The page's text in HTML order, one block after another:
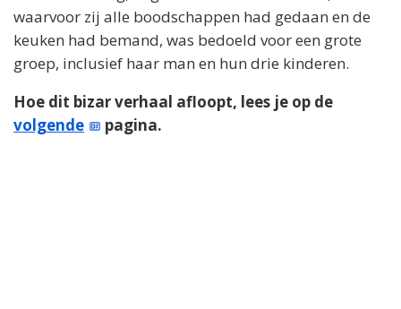
waarvoor zij alle boodschappen had gedaan en de
keuken had bemand, was bedoeld voor een grote
groep, inclusief haar man en hun drie kinderen.
Hoe dit bizar verhaal afloopt, lees je op de
volgende
pagina.